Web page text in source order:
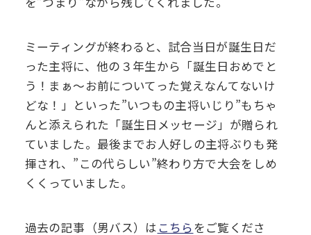
ミーティングが終わると、試合当日が誕生日だ
った主将に、他の３年生から「誕生日おめでと
う！まぁ～お前についてった覚えなんてないけ
どな！」といった”いつもの主将いじり”もちゃ
んと添えられた「誕生日メッセージ」が贈られ
ていました。最後までお人好しの主将ぶりも発
揮され、”この代らしい”終わり方で大会をしめ
くくっていました。
過去の記事（男バス）は こちらをご覧くださ